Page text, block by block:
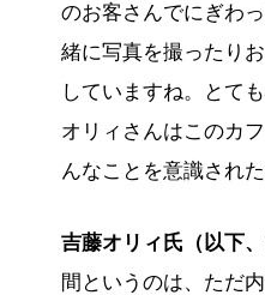
のお客さんでにぎわ
緒に写真を撮ったり
していますね。とて
オリィさんはこのカ
んなことを意識され
吉藤オリィ氏（以下、
間というのは、ただ